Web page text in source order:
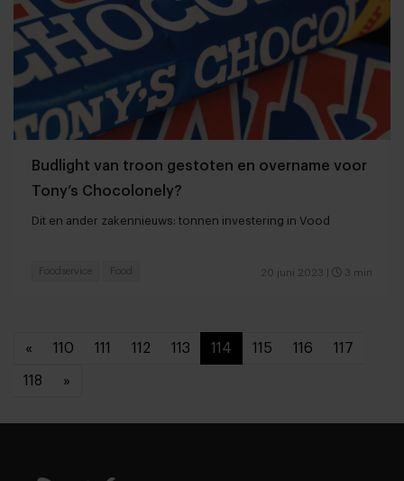
Budlight van troon gestoten en overname voor
Tony’s Chocolonely?
Dit en ander zakennieuws: tonnen investering in Vood
20 juni 2023 3 min
Foodservice Food
« 110 111 112 113 114 115 116 117
118 »